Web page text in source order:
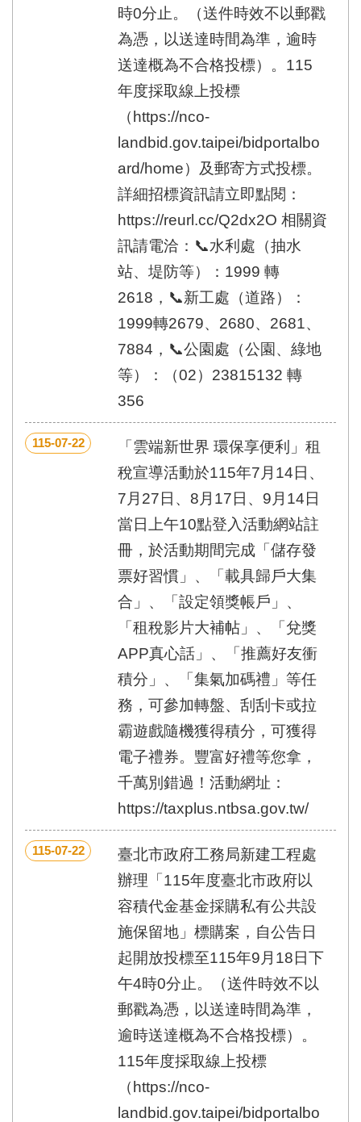
時0分止。（送件時效不以郵戳
為憑，以送達時間為準，逾時
送達概為不合格投標）。115
年度採取線上投標
（https://nco-
landbid.gov.taipei/bidportalbo
ard/home）及郵寄方式投標。
詳細招標資訊請立即點閱：
https://reurl.cc/Q2dx2O 相關資
訊請電洽：📞水利處（抽水
站、堤防等）：1999 轉
2618，📞新工處（道路）：
1999轉2679、2680、2681、
7884，📞公園處（公園、綠地
等）：（02）23815132 轉
356
115-07-22
「雲端新世界 環保享便利」租
稅宣導活動於115年7月14日、
7月27日、8月17日、9月14日
當日上午10點登入活動網站註
冊，於活動期間完成「儲存發
票好習慣」、「載具歸戶大集
合」、「設定領獎帳戶」、
「租稅影片大補帖」、「兌獎
APP真心話」、「推薦好友衝
積分」、「集氣加碼禮」等任
務，可參加轉盤、刮刮卡或拉
霸遊戲隨機獲得積分，可獲得
電子禮券。豐富好禮等您拿，
千萬別錯過！活動網址：
https://taxplus.ntbsa.gov.tw/
115-07-22
臺北市政府工務局新建工程處
辦理「115年度臺北市政府以
容積代金基金採購私有公共設
施保留地」標購案，自公告日
起開放投標至115年9月18日下
午4時0分止。（送件時效不以
郵戳為憑，以送達時間為準，
逾時送達概為不合格投標）。
115年度採取線上投標
（https://nco-
landbid.gov.taipei/bidportalbo